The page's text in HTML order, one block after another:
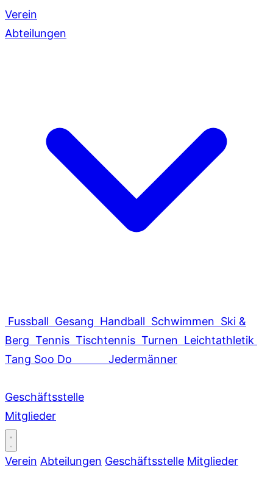
Verein
Abteilungen
Fussball Gesang Handball Schwimmen Ski &
Berg Tennis Tischtennis Turnen Leichtathletik
Tang Soo Do
Jedermänner
Geschäftsstelle
Mitglieder
Verein Abteilungen Geschäftsstelle Mitglieder